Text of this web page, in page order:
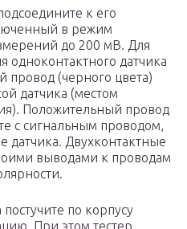
к его
в режим
до 200 мВ. Для
одноконтактного датчика
провод (черного цвета)
датчика (местом
Положительный провод
с сигнальным проводом,
датчика. Двухконтактные
выводами к проводам
по корпусу
При этом тестер